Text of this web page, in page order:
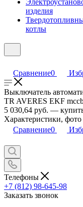
изделия
котлы
Сравнение0
Выключатель
TR AVERES EKF
5 030,64 руб. —
Характеристики, фото
Сравнение0
Телефоны
+7 (812) 98-645-98
Заказать звонок